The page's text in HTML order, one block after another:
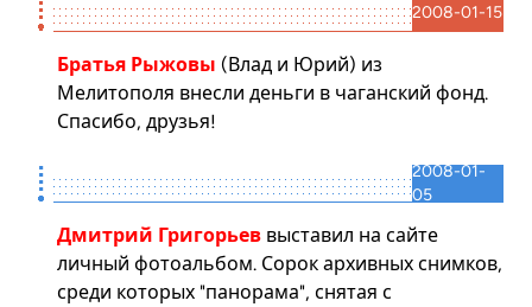
2008-01-15
Братья Рыжовы (Влад и Юрий) из
Мелитополя внесли деньги в чаганский фонд.
Спасибо, друзья!
2008-01-
05
Дмитрий Григорьев выставил на сайте
личный фотоальбом. Сорок архивных снимков,
среди которых "панорама", снятая с